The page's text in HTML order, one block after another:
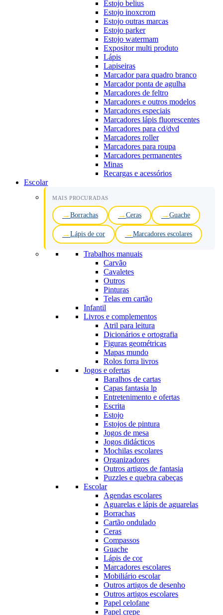
Estojo belius
Estojo inoxcrom
Estojo outras marcas
Estojo parker
Estojo watermam
Expositor multi produto
Lápis
Lapiseiras
Marcador para quadro branco
Marcador ponta de agulha
Marcadores de feltro
Marcadores e outros modelos
Marcadores especiais
Marcadores lápis fluorescentes
Marcadores para cd/dvd
Marcadores roller
Marcadores para roupa
Marcadores permanentes
Minas
Recargas e acessórios
Escolar
MAIS PROCURADAS
Borrachas Ceras Guache
Lápis de cor Marcadores escolares
Trabalhos manuais
Carvão
Cavaletes
Outros
Pinturas
Telas em cartão
Infantil
Livros e complementos
Atril para leitura
Dicionários e ortografia
Figuras geométricas
Mapas mundo
Rolos forra livros
Jogos e ofertas
Baralhos de cartas
Capas fantasia lp
Entretenimento e ofertas
Escrita
Estojo
Estojos de pintura
Jogos de mesa
Jogos didácticos
Mochilas escolares
Organizadores
Outros artigos de fantasia
Puzzles e quebra cabeças
Escolar
Agendas escolares
Aguarelas e lápis de aguarelas
Borrachas
Cartão ondulado
Ceras
Compassos
Guache
Lápis de cor
Marcadores escolares
Mobiliário escolar
Outros artigos de desenho
Outros artigos escolares
Papel celofane
Papel crepe